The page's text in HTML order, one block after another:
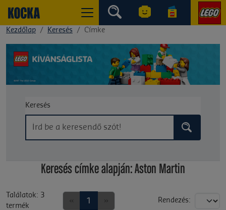
Kezdőlap Keresés Címke
Keresés
Keresés címke alapján: Aston Martin
Találatok: 3
termék
1 Rendezés: